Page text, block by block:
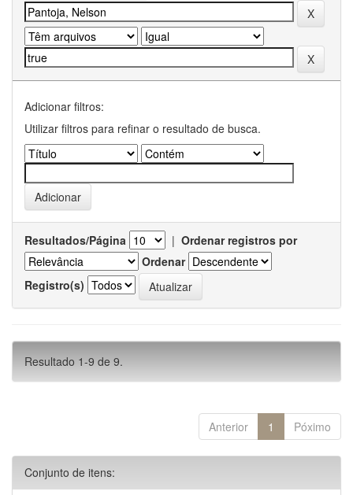
Adicionar filtros:
Utilizar filtros para refinar o resultado de busca.
Resultados/Página | Ordenar registros por
Ordenar
Registro(s)
Resultado 1-9 de 9.
Anterior 1 Póximo
Conjunto de itens: